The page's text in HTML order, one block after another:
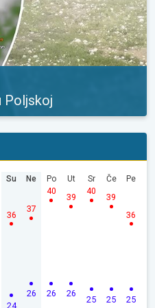
Poljskoj
Su
24
36
Ne
26
37
Po
26
40
Ut
26
39
Sr
25
40
Če
25
39
Pe
25
36